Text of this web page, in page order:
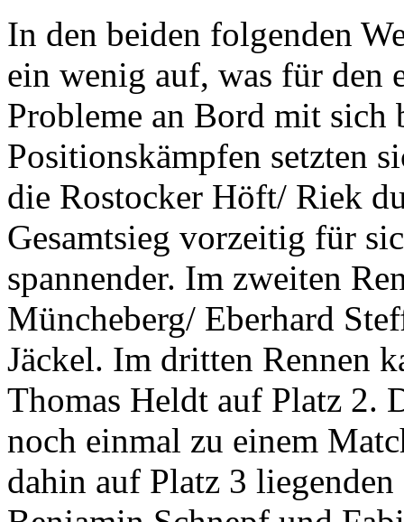
In den beiden folgenden
ein wenig auf, was für den
Probleme an Bord mit sich
Positionskämpfen setzten
die Rostocker Höft/ Riek
Gesamtsieg vorzeitig für
spannender. Im zweiten
Müncheberg/ Eberhard
Jäckel. Im dritten Rennen
Thomas Heldt auf Platz 2.
noch einmal zu einem
dahin auf Platz 3